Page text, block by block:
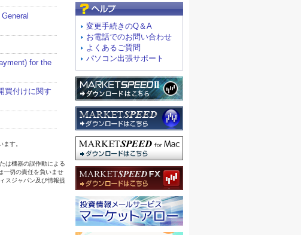
変更手続きのQ＆A
お電話でのお問い合わせ
よくあるご質問
パソコン出張サポート